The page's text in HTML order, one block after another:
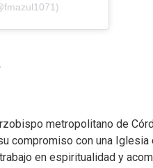
metropolitano de
compromiso con una Iglesia
en espiritualidad y